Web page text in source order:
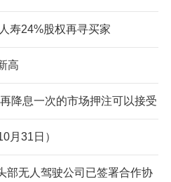
寿24%股权再寻买家
高
降息一次的市场押注可以接受
月31日）
部无人驾驶公司已签署合作协